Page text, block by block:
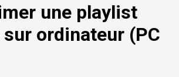
une playlist
sur ordinateur (PC